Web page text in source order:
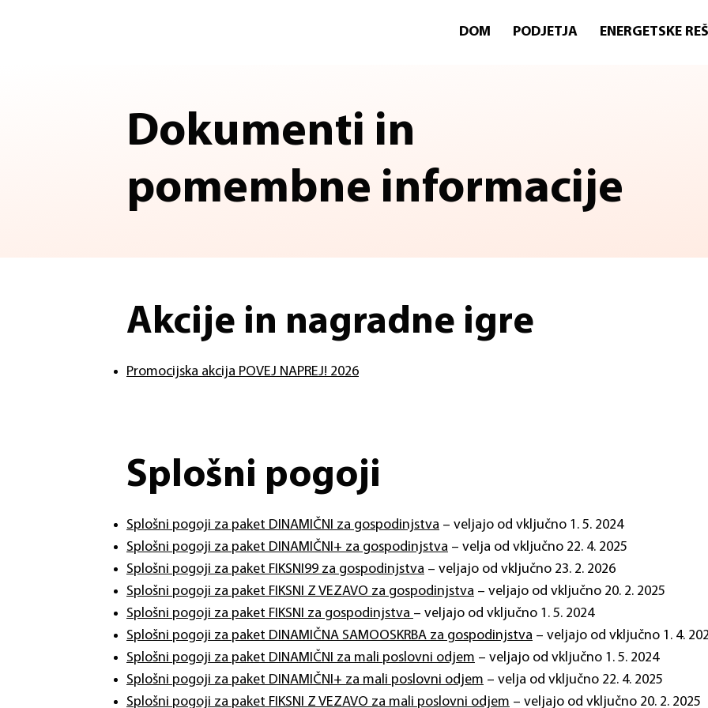
DOM PODJETJA ENERGETSKE
Splošni pogoji
Splošni pogoji za paket DINAMIČNI za gospodinjstva – veljajo od vključno 1. 5. 2024
Splošni pogoji za paket DINAMIČNI+ za gospodinjstva – velja od vključno 22. 4. 2025
Splošni pogoji za paket FIKSNI99 za gospodinjstva – veljajo od vključno 23. 2. 2026
Splošni pogoji za paket FIKSNI Z VEZAVO za gospodinjstva – veljajo od vključno 20. 2. 2025
Splošni pogoji za paket FIKSNI za gospodinjstva – veljajo od vključno 1. 5. 2024
​Splošni pogoji za paket DINAMIČNA SAMOOSKRBA za gospodinjstva – veljajo od vključno 1. 4.
Splošni pogoji za paket DINAMIČNI za mali poslovni odjem – veljajo od vključno 1. 5. 2024
Splošni pogoji za paket DINAMIČNI+ za mali poslovni odjem – velja od vključno 22. 4. 2025
Splošni pogoji za paket FIKSNI Z VEZAVO za mali poslovni odjem – veljajo od vključno 20. 2. 2025
Dokumenti in
pomembne informacije
Akcije in nagradne igre
Promocijska akcija POVEJ NAPREJ! 2026